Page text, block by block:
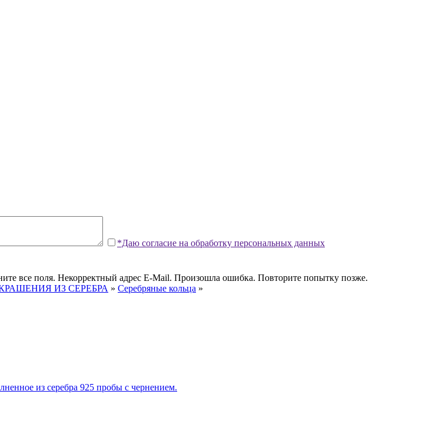
*Даю согласие на обработку персональных данных
все поля. Некорректный адрес E-Mail. Произошла ошибка. Повторите попытку позже.
ИЗ СЕРЕБРА » Серебряные кольца »